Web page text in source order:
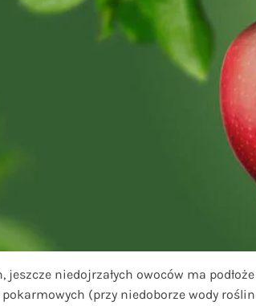
jeszcze niedojrzałych owoców ma
(przy niedoborze wody